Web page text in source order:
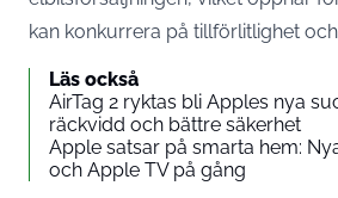
kan konkurrera på tillförlitlighet
Läs också
AirTag 2 ryktas bli Apples nya
räckvidd och bättre säkerhet
Apple satsar på smarta hem:
och Apple TV på gång